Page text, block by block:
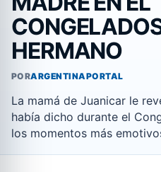
HERMANO
PORARGENTINAPORTAL
La mamá de Juanicar le
había dicho durante el
los momentos más